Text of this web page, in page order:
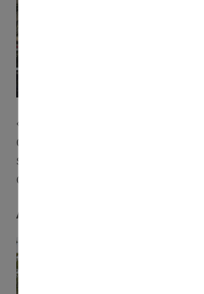
« La décoration de notre char a
d‘heures de travail. Cette
sur la participation de Truffaut,
carnaval, c'est la fête et l'arrivée
Alain et Ghislaine (Les Jardins